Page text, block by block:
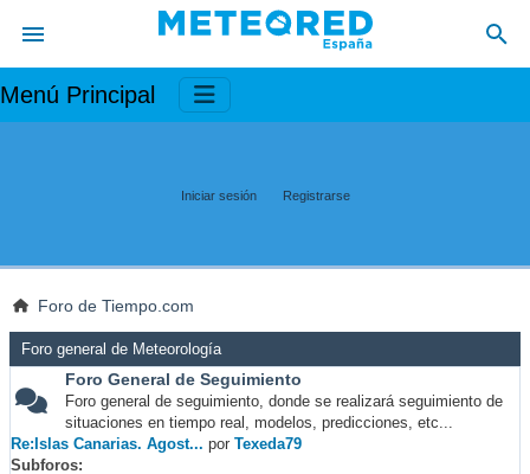
Menú Principal
Iniciar sesión Registrarse
Foro de Tiempo.com
Foro general de Meteorología
Foro General de Seguimiento
Foro general de seguimiento, donde se realizará seguimiento de
situaciones en tiempo real, modelos, predicciones, etc...
Re:Islas Canarias. Agost... por Texeda79
Subforos